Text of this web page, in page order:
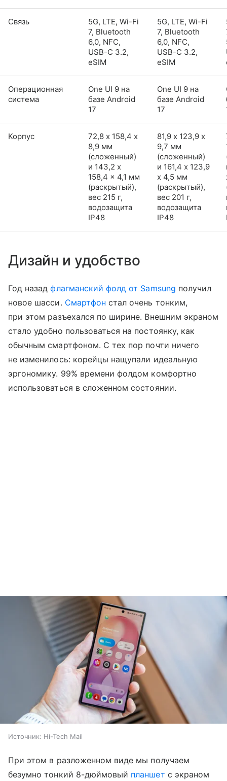
Связь
5G, LTE, Wi-Fi
7, Bluetooth
6,0, NFC,
USB-C 3.2,
eSIM
5G, LTE, Wi-Fi
7, Bluetooth
6,0, NFC,
USB-C 3.2,
eSIM
Операционная
система
One UI 9 на
базе Android
17
One UI 9 на
базе Android
17
Корпус
72,8 х 158,4 х
8,9 мм
(сложенный)
и 143,2 x
158,4 x 4,1 мм
(раскрытый),
вес 215 г,
водозащита
IP48
81,9 х 123,9 х
9,7 мм
(сложенный)
и 161,4 x 123,9
x 4,5 мм
(раскрытый),
вес 201 г,
водозащита
IP48
Дизайн и удобство
Год назадфлагманский фолд от Samsung получил
новое шасси. Смартфон стал очень тонким,
при этом разъехался по ширине. Внешним экраном
стало удобно пользоваться на постоянку, как
обычным смартфоном. С тех пор почти ничего
не изменилось: корейцы нащупали идеальную
эргономику. 99% времени фолдом комфортно
использоваться в сложенном состоянии.
Источник: Hi-Tech Mail
При этом в разложенном виде мы получаем
безумно тонкий 8-дюймовый планшет с экраном